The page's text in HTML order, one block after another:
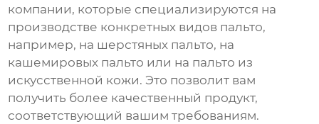
компании, которые специализируются на
производстве конкретных видов пальто,
например, на шерстяных пальто, на
кашемировых пальто или на пальто из
искусственной кожи. Это позволит вам
получить более качественный продукт,
соответствующий вашим требованиям.